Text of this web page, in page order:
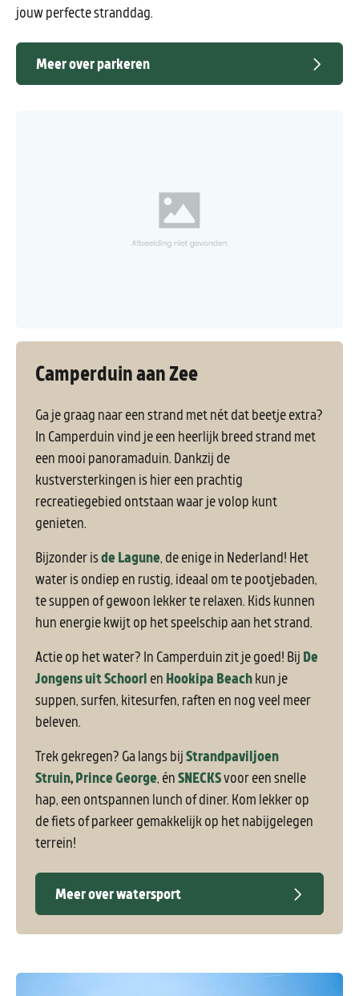
jouw perfecte stranddag.
Meer over parkeren
Camperduin aan Zee
Ga je graag naar een strand met nét dat beetje extra?
In Camperduin vind je een heerlijk breed strand met
een mooi panoramaduin. Dankzij de
kustversterkingen is hier een prachtig
recreatiegebied ontstaan waar je volop kunt
genieten.
Bijzonder isde Lagune, de enige in Nederland! Het
water is ondiep en rustig, ideaal om te pootjebaden,
te suppen of gewoon lekker te relaxen. Kids kunnen
hun energie kwijt op het speelschip aan het strand.
Actie op het water? In Camperduin zit je goed! Bij De
Jongens uit Schoorl en Hookipa Beachkun je
suppen, surfen, kitesurfen, raften en nog veel meer
beleven.
Trek gekregen? Ga langs bijStrandpaviljoen
Struin,Prince George, énSNECKSvoor een snelle
hap, een ontspannen lunch of diner. Kom lekker op
de fiets of parkeer gemakkelijk op het nabijgelegen
terrein!
Meer over watersport